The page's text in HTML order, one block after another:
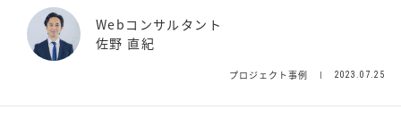
Webコンサルタント
佐野 直紀
プロジェクト事例 2023.07.25